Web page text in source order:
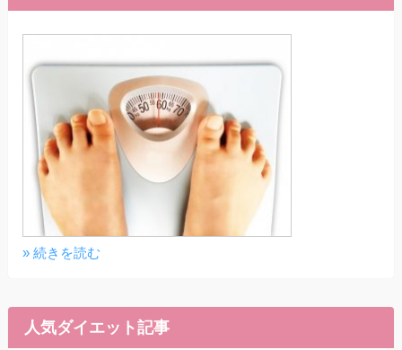
» 続きを読む
人気ダイエット記事